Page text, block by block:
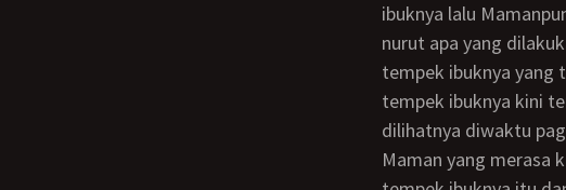
ibuknya lalu
nurut apa yang
tempek ibuknya yang
tempek ibuknya kini
dilihatnya diwaktu
Maman yang merasa keheranan lalu mencoba menancapkan 3 jarinya dilubang